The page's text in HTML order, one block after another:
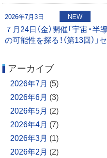
2026年7月3日 NEW
７月24日（金）開催「宇宙・
の可能性を探る！（第13回）
アーカイブ
2026年7月 (5)
2026年6月 (3)
2026年5月 (2)
2026年4月 (7)
2026年3月 (1)
2026年2月 (2)